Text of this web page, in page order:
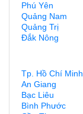
Phú Yên
Quảng Nam
Quảng Trị
Đắk Nông
Tp. Hồ Chí Minh
An Giang
Bạc Liêu
Bình Phước